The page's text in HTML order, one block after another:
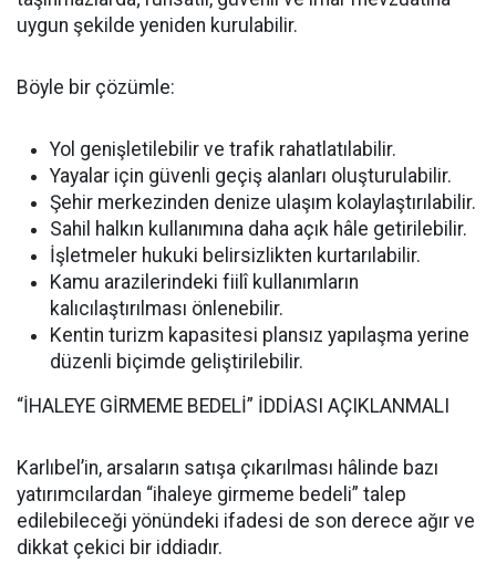
uygun şekilde yeniden kurulabilir.
Böyle bir çözümle:
Yol genişletilebilir ve trafik rahatlatılabilir.
Yayalar için güvenli geçiş alanları oluşturulabilir.
Şehir merkezinden denize ulaşım kolaylaştırılabilir.
Sahil halkın kullanımına daha açık hâle getirilebilir.
İşletmeler hukuki belirsizlikten kurtarılabilir.
Kamu arazilerindeki fiilî kullanımların
kalıcılaştırılması önlenebilir.
Kentin turizm kapasitesi plansız yapılaşma yerine
düzenli biçimde geliştirilebilir.
“İHALEYE GİRMEME BEDELİ” İDDİASI AÇIKLANMALI
Karlıbel’in, arsaların satışa çıkarılması hâlinde bazı
yatırımcılardan “ihaleye girmeme bedeli” talep
edilebileceği yönündeki ifadesi de son derece ağır ve
dikkat çekici bir iddiadır.